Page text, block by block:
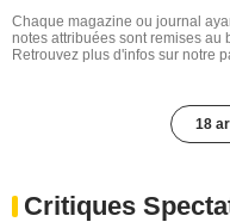
Chaque magazine ou journal
notes attribuées sont remises au
Retrouvez plus d'infos sur notre
18
Critiques